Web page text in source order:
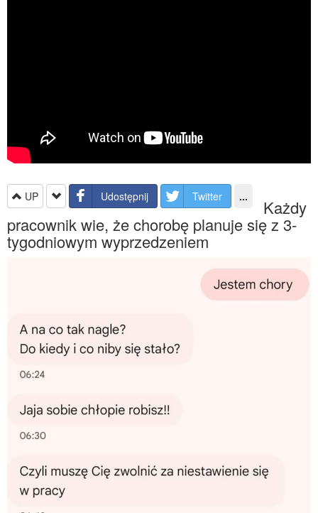
UP Udostępnij Twitter ... Każdy
pracownik wie, że chorobę planuje się z 3-
tygodniowym wyprzedzeniem